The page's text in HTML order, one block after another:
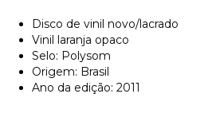
Disco de vinil novo/lacrado
Vinil laranja opaco
Selo: Polysom
Origem: Brasil
Ano da edição: 2011